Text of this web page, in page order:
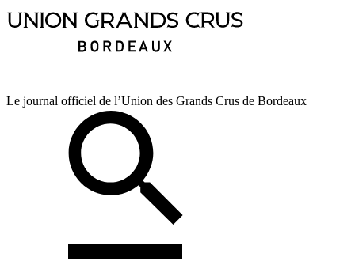
Le journal officiel de l’Union des Grands Crus de Bordeaux